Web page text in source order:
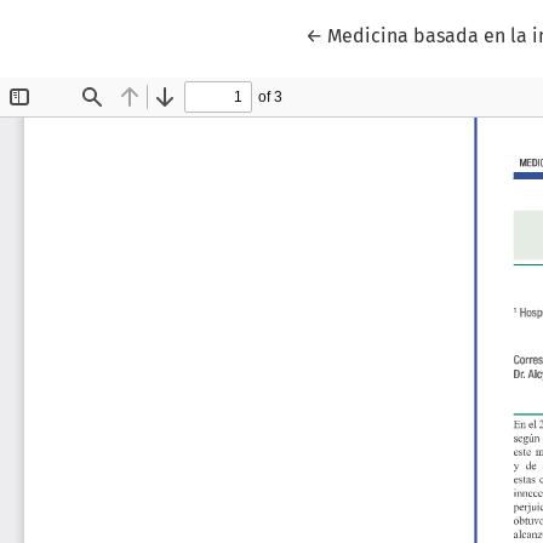
← Volver a los detalles
Medicina basada en la